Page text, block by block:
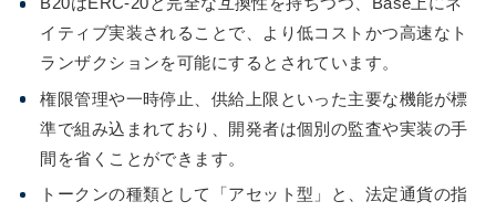
イティブ実装されることで、より低コストかつ高速なト
ランザクションを可能にするとされています。
権限管理や一時停止、供給上限といった主要な機能が標
準で組み込まれており、開発者は個別の監査や実装の手
間を省くことができます。
トークンの種類として「アセット型」と、法定通貨の指